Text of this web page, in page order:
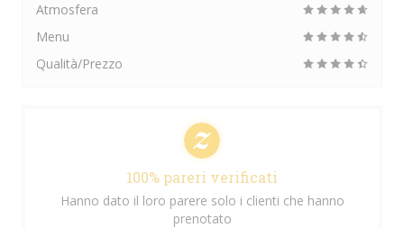
Atmosfera
Menu
Qualità/Prezzo
100% pareri verificati
Hanno dato il loro parere solo i clienti che hanno
prenotato